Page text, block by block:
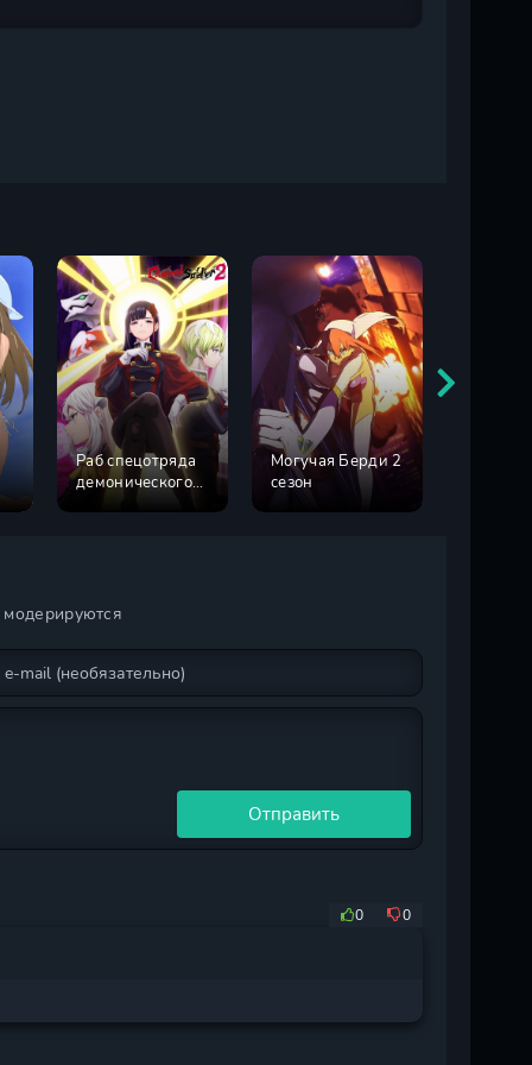
Раб спецотряда
демонического
города 2 сезон
Могучая Берди 2
сезон
Отправить
0 0